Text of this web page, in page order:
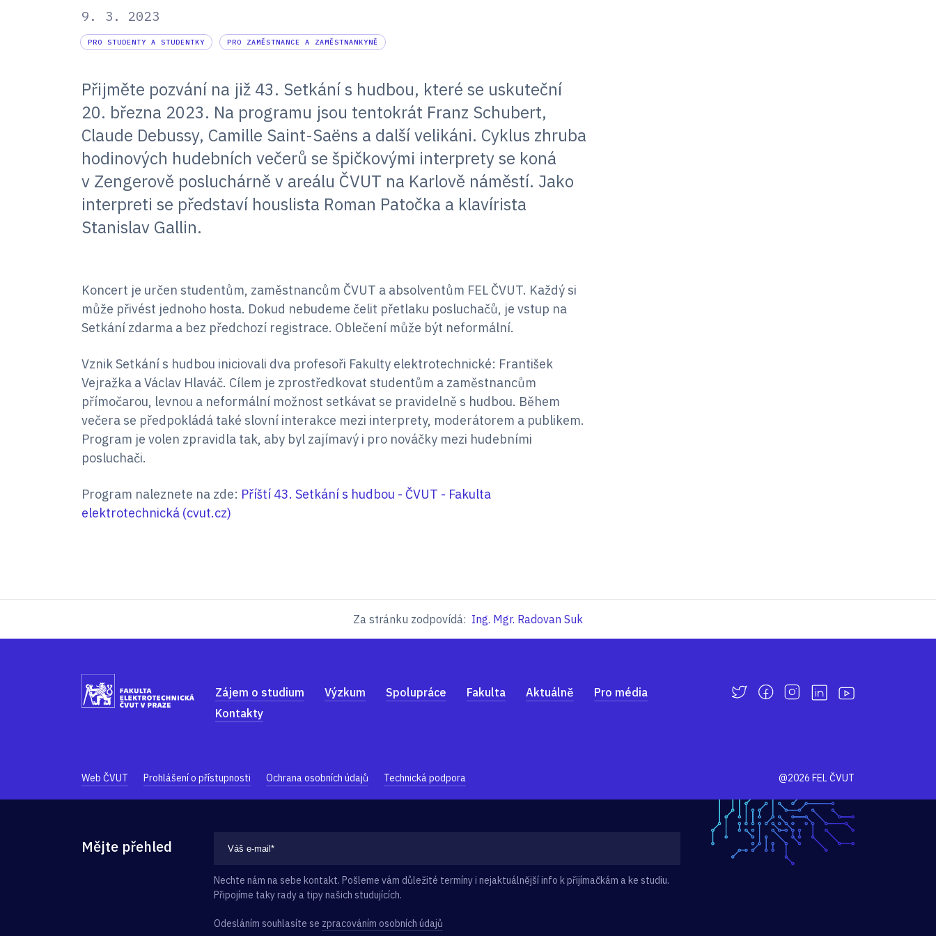
9. 3. 2023
PRO STUDENTY A STUDENTKY PRO ZAMĚSTNANCE A ZAMĚSTNANKYNĚ
Přijměte pozvání na již 43. Setkání s hudbou, které se uskuteční
20. března 2023. Na programu jsou tentokrát Franz Schubert,
Claude Debussy, Camille Saint-Saëns a další velikáni. Cyklus zhruba
hodinových hudebních večerů se špičkovými interprety se koná
v Zengerově posluchárně v areálu ČVUT na Karlově náměstí. Jako
interpreti se představí houslista Roman Patočka a klavírista
Stanislav Gallin.
Koncert je určen studentům, zaměstnancům ČVUT a absolventům FEL ČVUT. Každý si
může přivést jednoho hosta. Dokud nebudeme čelit přetlaku posluchačů, je vstup na
Setkání zdarma a bez předchozí registrace. Oblečení může být neformální.
Vznik Setkání s hudbou iniciovali dva profesoři Fakulty elektrotechnické: František
Vejražka a Václav Hlaváč. Cílem je zprostředkovat studentům a zaměstnancům
přímočarou, levnou a neformální možnost setkávat se pravidelně s hudbou. Během
večera se předpokládá také slovní interakce mezi interprety, moderátorem a publikem.
Program je volen zpravidla tak, aby byl zajímavý i pro nováčky mezi hudebními
posluchači.
Program naleznete na zde: Příští 43. Setkání s hudbou - ČVUT - Fakulta
elektrotechnická (cvut.cz)
Za stránku zodpovídá: Ing. Mgr. Radovan Suk
Zájem o studium Výzkum Spolupráce Fakulta Aktuálně
Pro média
Kontakty
Web ČVUT Prohlášení o přístupnosti Ochrana osobních údajů Technická podpora @2026 FEL ČVUT
Mějte přehled
Nechte nám na sebe kontakt. Pošleme vám důležité termíny i nejaktuálnější info k přijímačkám a ke studiu.
Připojíme taky rady a tipy našich studujících.
Odesláním souhlasíte se zpracováním osobních údajů